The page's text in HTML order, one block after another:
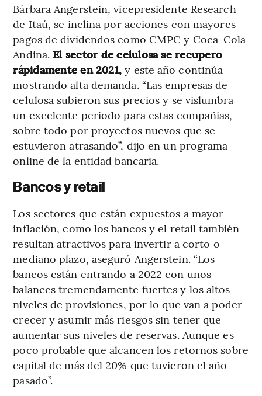
Bárbara Angerstein, vicepresidente Research
de Itaú, se inclina por acciones con mayores
pagos de dividendos como CMPC y Coca-Cola
Andina. El sector de celulosa se recuperó
rápidamente en 2021, y este año continúa
mostrando alta demanda. “Las empresas de
celulosa subieron sus precios y se vislumbra
un excelente periodo para estas compañías,
sobre todo por proyectos nuevos que se
estuvieron atrasando”, dijo en un programa
online de la entidad bancaria.
Bancos y retail
Los sectores que están expuestos a mayor
inflación, como los bancos y el retail también
resultan atractivos para invertir a corto o
mediano plazo, aseguró Angerstein. “Los
bancos están entrando a 2022 con unos
balances tremendamente fuertes y los altos
niveles de provisiones, por lo que van a poder
crecer y asumir más riesgos sin tener que
aumentar sus niveles de reservas. Aunque es
poco probable que alcancen los retornos sobre
capital de más del 20% que tuvieron el año
pasado”.